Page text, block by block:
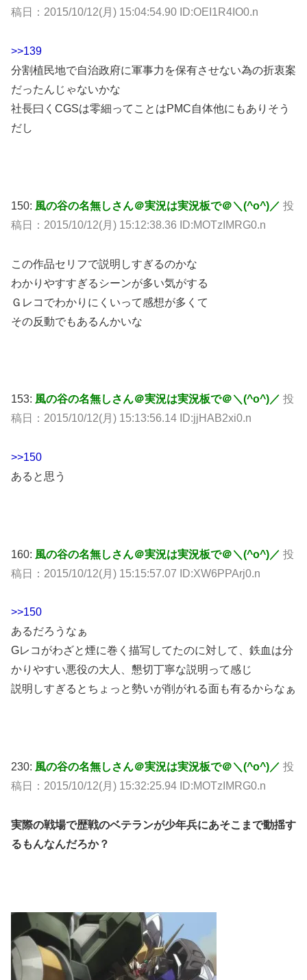
稿日：2015/10/12(月) 15:04:54.90 ID:OEI1R4IO0.n
>>139
分割植民地で自治政府に軍事力を保有させない為の折衷案
だったんじゃないかな
社長曰くCGSは零細ってことはPMC自体他にもありそう
だし
150: 風の谷の名無しさん＠実況は実況板で＠＼(^o^)／ 投
稿日：2015/10/12(月) 15:12:38.36 ID:MOTzIMRG0.n
この作品セリフで説明しすぎるのかな
わかりやすすぎるシーンが多い気がする
Ｇレコでわかりにくいって感想が多くて
その反動でもあるんかいな
153: 風の谷の名無しさん＠実況は実況板で＠＼(^o^)／ 投
稿日：2015/10/12(月) 15:13:56.14 ID:jjHAB2xi0.n
>>150
あると思う
160: 風の谷の名無しさん＠実況は実況板で＠＼(^o^)／ 投
稿日：2015/10/12(月) 15:15:57.07 ID:XW6PPArj0.n
>>150
あるだろうなぁ
Gレコがわざと煙に巻く描写してたのに対して、鉄血は分
かりやすい悪役の大人、懇切丁寧な説明って感じ
説明しすぎるとちょっと勢いが削がれる面も有るからなぁ
230: 風の谷の名無しさん＠実況は実況板で＠＼(^o^)／ 投
稿日：2015/10/12(月) 15:32:25.94 ID:MOTzIMRG0.n
実際の戦場で歴戦のベテランが少年兵にあそこまで動揺す
るもんなんだろか？